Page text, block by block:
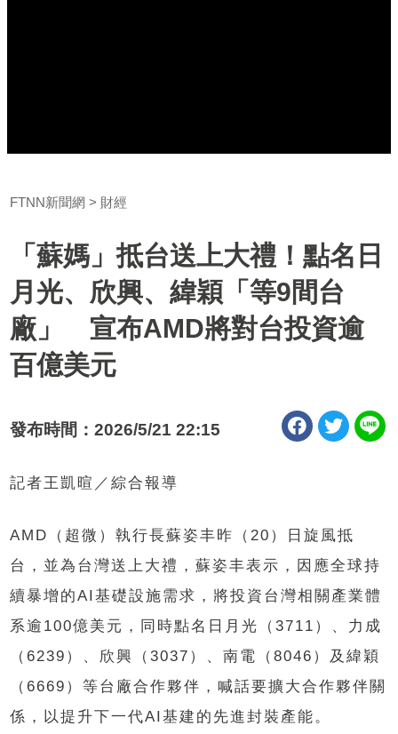
FTNN新聞網 財經
「蘇媽」抵台送上大禮！點名日
月光、欣興、緯穎「等9間台
廠」 宣布AMD將對台投資逾
百億美元
發布時間：2026/5/21 22:15
記者王凱暄／綜合報導
AMD（超微）執行長蘇姿丰昨（20）日旋風抵
台，並為台灣送上大禮，蘇姿丰表示，因應全球持
續暴增的AI基礎設施需求，將投資台灣相關產業體
系逾100億美元，同時點名日月光（3711）、力成
（6239）、欣興（3037）、南電（8046）及緯穎
（6669）等台廠合作夥伴，喊話要擴大合作夥伴關
係，以提升下一代AI基建的先進封裝產能。